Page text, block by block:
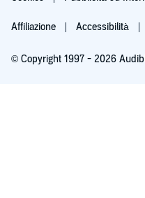
Affiliazione Accessibilità
© Copyright 1997 - 2026